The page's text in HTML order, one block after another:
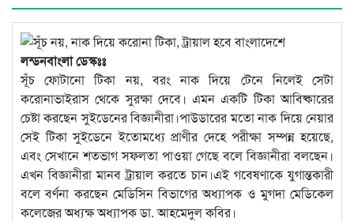
লন্ডনবাংলা ডেস্কঃঃ
সূঁচ ফোটানো টিকা নয়, বরং নাক দিয়ে টেনে নিলেই সেটা
করোনাভাইরাস থেকে সুরক্ষা দেবে। এমন একটি টিকা আবিষ্কারের
চেষ্টা করছেন সুইডেনের বিজ্ঞানীরা।পাউডারের মতো নাক দিয়ে নেয়ার
সেই টিকা সুইডেনে ইতোমধ্যে প্রাণীর দেহে পরীক্ষা সম্পন্ন হয়েছে,
এবং সেখানে শতভাগ সফলতা পাওয়া গেছে বলে বিজ্ঞানীরা বলছেন।
এখন বিজ্ঞানীরা মানব ট্রায়াল করতে চান।এই গবেষণাকে যুগান্তকারী
বলে বর্ণনা করছেন মেডিসিন বিভাগের অধ্যাপক ও মুগদা মেডিকেল
কলেজের অধ্যক্ষ অধ্যাপক ডা. আহমেদুল কবির।